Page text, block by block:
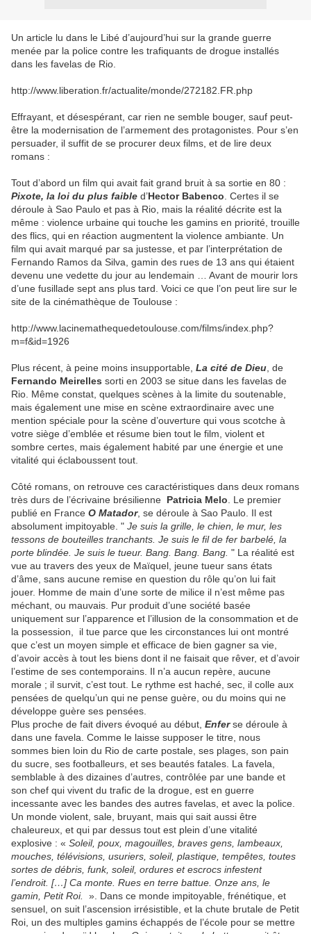
Un article lu dans le Libé d’aujourd’hui sur la grande guerre
menée par la police contre les trafiquants de drogue installés
dans les favelas de Rio.
http://www.liberation.fr/actualite/monde/272182.FR.php
Effrayant, et désespérant, car rien ne semble bouger, sauf peut-
être la modernisation de l’armement des protagonistes. Pour s’en
persuader, il suffit de se procurer deux films, et de lire deux
romans :
Tout d’abord un film qui avait fait grand bruit à sa sortie en 80 :
Pixote, la loi du plus faible d’Hector Babenco . Certes il se
déroule à Sao Paulo et pas à Rio, mais la réalité décrite est la
même : violence urbaine qui touche les gamins en priorité, trouille
des flics, qui en réaction augmentent la violence ambiante. Un
film qui avait marqué par sa justesse, et par l’interprétation de
Fernando Ramos da Silva, gamin des rues de 13 ans qui étaient
devenu une vedette du jour au lendemain … Avant de mourir lors
d’une fusillade sept ans plus tard. Voici ce que l’on peut lire sur le
site de la cinémathèque de Toulouse :
http://www.lacinemathequedetoulouse.com/films/index.php?
m=f&id=1926
Plus récent, à peine moins insupportable, La cité de Dieu , de
Fernando Meirelles sorti en 2003 se situe dans les favelas de
Rio. Même constat, quelques scènes à la limite du soutenable,
mais également une mise en scène extraordinaire avec une
mention spéciale pour la scène d’ouverture qui vous scotche à
votre siège d’emblée et résume bien tout le film, violent et
sombre certes, mais également habité par une énergie et une
vitalité qui éclaboussent tout.
Côté romans, on retrouve ces caractéristiques dans deux romans
très durs de l’écrivaine brésilienne Patricia Melo . Le premier
publié en France O Matador, se déroule à Sao Paulo. Il est
absolument impitoyable. " Je suis la grille, le chien, le mur, les
tessons de bouteilles tranchants. Je suis le fil de fer barbelé, la
porte blindée. Je suis le tueur. Bang. Bang. Bang. " La réalité est
vue au travers des yeux de Maïquel, jeune tueur sans états
d’âme, sans aucune remise en question du rôle qu’on lui fait
jouer. Homme de main d’une sorte de milice il n’est même pas
méchant, ou mauvais. Pur produit d’une société basée
uniquement sur l’apparence et l’illusion de la consommation et de
la possession,
il tue parce que les circonstances lui ont montré
que c’est un moyen simple et efficace de bien gagner sa vie,
d’avoir accès à tout les biens dont il ne faisait que rêver, et d’avoir
l’estime de ses contemporains. Il n’a aucun repère, aucune
morale ; il survit, c’est tout. Le rythme est haché, sec, il colle aux
pensées de quelqu’un qui ne pense guère, ou du moins qui ne
développe guère ses pensées.
Plus proche de fait divers évoqué au début, Enferse déroule à
dans une favela. Comme le laisse supposer le titre, nous
sommes bien loin du Rio de carte postale, ses plages, son pain
du sucre, ses footballeurs, et ses beautés fatales. La favela,
semblable à des dizaines d’autres, contrôlée par une bande et
son chef qui vivent du trafic de la drogue, est en guerre
incessante avec les bandes des autres favelas, et avec la police.
Un monde violent, sale, bruyant, mais qui sait aussi être
chaleureux, et qui par dessus tout est plein d’une vitalité
explosive : « Soleil, poux, magouilles, braves gens, lambeaux,
mouches, télévisions, usuriers, soleil, plastique, tempêtes, toutes
sortes de débris, funk, soleil, ordures et escrocs infestent
l’endroit. […] Ca monte. Rues en terre battue. Onze ans, le
gamin, Petit Roi.
». Dans ce monde impitoyable, frénétique, et
sensuel, on suit l’ascension irrésistible, et la chute brutale de Petit
Roi, un des multiples gamins échappés de l’école pour se mettre